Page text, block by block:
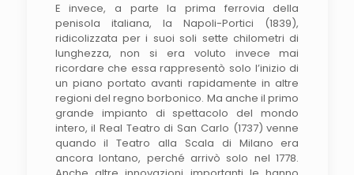
E invece, a parte la prima ferrovia della
penisola italiana, la Napoli-Portici (1839),
ridicolizzata per i suoi soli sette chilometri di
lunghezza, non si era voluto invece mai
ricordare che essa rappresentò solo l’inizio di
un piano portato avanti rapidamente in altre
regioni del regno borbonico. Ma anche il primo
grande impianto di spettacolo del mondo
intero, il Real Teatro di San Carlo (1737) venne
quando il Teatro alla Scala di Milano era
ancora lontano, perché arrivò solo nel 1778.